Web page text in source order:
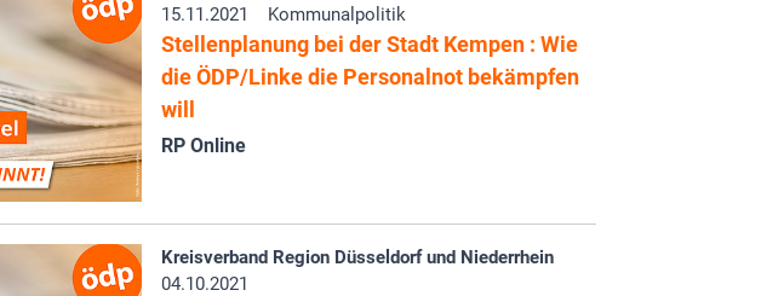
15.11.2021
Kommunalpolitik
Stellenplanung bei der Stadt Kempen : Wie
die ÖDP/Linke die Personalnot bekämpfen
will
RP Online
Kreisverband Region Düsseldorf und Niederrhein
04.10.2021